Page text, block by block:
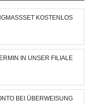
KOSTENLOS
IN UNSER FILIALE
BEI ÜBERWEISUNG